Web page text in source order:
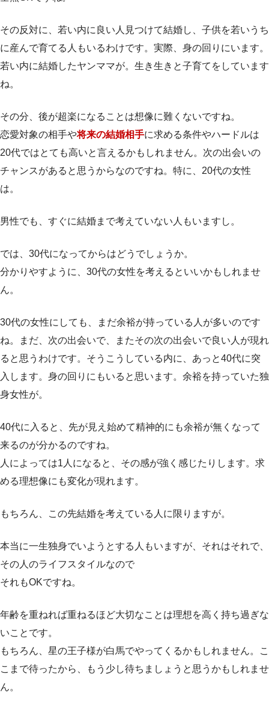
その反対に、若い内に良い人見つけて結婚し、子供を若いうち
に産んで育てる人もいるわけです。実際、身の回りにいます。
若い内に結婚したヤンママが。生き生きと子育てをしています
ね。
その分、後が超楽になることは想像に難くないですね。
恋愛対象の相手や将来の結婚相手に求める条件やハードルは
20代ではとても高いと言えるかもしれません。次の出会いの
チャンスがあると思うからなのですね。特に、20代の女性
は。
男性でも、すぐに結婚まで考えていない人もいますし。
では、30代になってからはどうでしょうか。
分かりやすように、30代の女性を考えるといいかもしれませ
ん。
30代の女性にしても、まだ余裕が持っている人が多いのです
ね。まだ、次の出会いで、またその次の出会いで良い人が現れ
ると思うわけです。そうこうしている内に、あっと40代に突
入します。身の回りにもいると思います。余裕を持っていた独
身女性が。
40代に入ると、先が見え始めて精神的にも余裕が無くなって
来るのが分かるのですね。
人によっては1人になると、その感が強く感じたりします。求
める理想像にも変化が現れます。
もちろん、この先結婚を考えている人に限りますが。
本当に一生独身でいようとする人もいますが、それはそれで、
その人のライフスタイルなので
それもOKですね。
年齢を重ねれば重ねるほど大切なことは理想を高く持ち過ぎな
いことです。
もちろん、星の王子様が白馬でやってくるかもしれません。こ
こまで待ったから、もう少し待ちましょうと思うかもしれませ
ん。